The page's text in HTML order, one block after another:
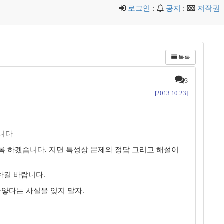
로그인 : 공지 : 저작권
목록
3
[2013.10.23]
다
하겠습니다. 지면 특성상 문제와 정답 그리고 해설이
길 바랍니다.
다는 사실을 잊지 말자.